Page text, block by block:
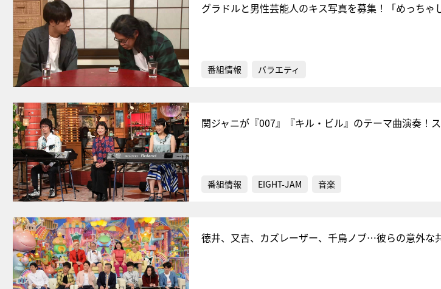
グラドルと男性芸能人のキス写真を募集！「めっちゃ
番組情報 バラエティ
関ジャニが『007』『キル・ビル』のテーマ曲演奏！
番組情報 EIGHT-JAM 音楽
徳井、又吉、カズレーザー、千鳥ノブ…彼らの意外な